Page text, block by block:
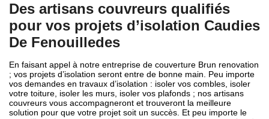
Des artisans couvreurs qualifiés
pour vos projets d’isolation Caudies
De Fenouilledes
En faisant appel à notre entreprise de couverture Brun renovation
; vos projets d’isolation seront entre de bonne main. Peu importe
vos demandes en travaux d’isolation : isoler vos combles, isoler
votre toiture, isoler les murs, isoler vos plafonds ; nos artisans
couvreurs vous accompagneront et trouveront la meilleure
solution pour que votre projet soit un succès. Et peu importe le